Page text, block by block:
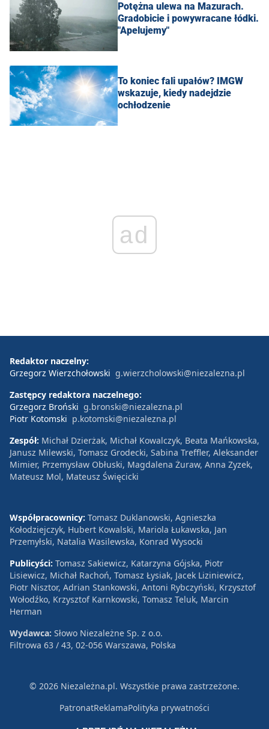
Potężna ulewa na Mazurach.
Gradobicie i powywracane łódki.
"Apelujemy"
To koniec fali upałów? IMGW
wskazuje, kiedy nadejdzie
ochłodzenie
ad
Redaktor naczelny:
Grzegorz Wierzchołowski g.wierzcholowski@niezalezna.pl
Zastępcy redaktora naczelnego:
Grzegorz Broński g.bronski@niezalezna.pl
Piotr Kotomski p.kotomski@niezalezna.pl
Zespół: Michał Dzierżak, Michał Kowalczyk, Beata Mańkowska,
Janusz Milewski, Tomasz Grodecki, Sabina Treffler, Aleksander
Mimier, Przemysław Obłuski, Magdalena Żuraw, Anna Zyzek,
Mateusz Mol, Mateusz Święcicki
Współpracownicy: Tomasz Duklanowski, Agnieszka
Kołodziejczyk, Hubert Kowalski, Mariola Łukawska, Jan
Przemyłski, Natalia Wasilewska, Konrad Wysocki
Publicyści: Tomasz Sakiewicz, Katarzyna Gójska, Piotr
Lisiewicz, Michał Rachoń, Tomasz Łysiak, Jacek Liziniewicz,
Piotr Nisztor, Adrian Stankowski, Antoni Rybczyński, Krzysztof
Wołodźko, Krzysztof Karnkowski, Tomasz Teluk, Marcin
Herman
Wydawca: Słowo Niezależne Sp. z o.o.
Filtrowa 63 / 43, 02-056 Warszawa, Polska
© 2026 Niezależna.pl. Wszystkie prawa zastrzeżone.
PatronatReklamaPolityka prywatności